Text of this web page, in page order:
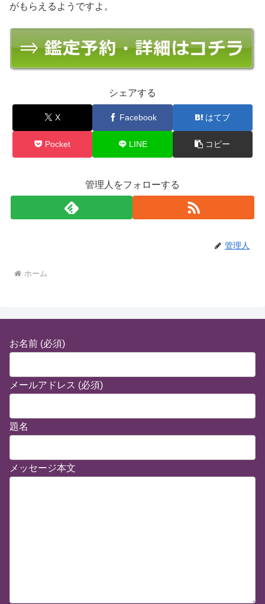
がもらえるようですよ。
シェアする
X Facebook はてブ
Pocket LINE コピー
管理人をフォローする
管理人
ホーム
お名前 (必須)
メールアドレス (必須)
題名
メッセージ本文